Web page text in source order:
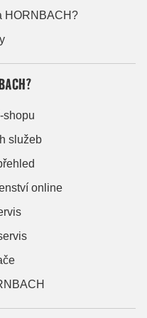
HORNBACH?
shopu
služeb
online